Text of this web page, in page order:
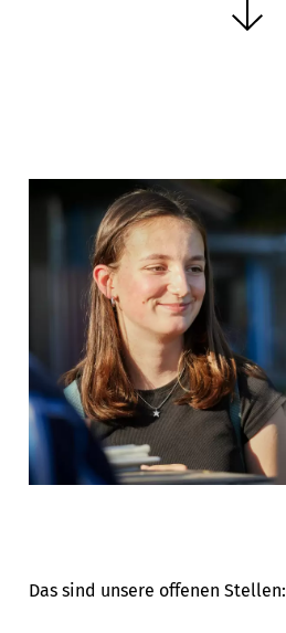
Das sind unsere offenen Stellen: